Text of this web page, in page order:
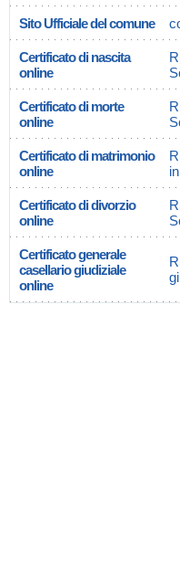
Sito Ufficiale del comune
Certificato di nascita
online
Certificato di morte
online
Certificato di matrimonio
online
Certificato di divorzio
online
Certificato generale
casellario giudiziale
online